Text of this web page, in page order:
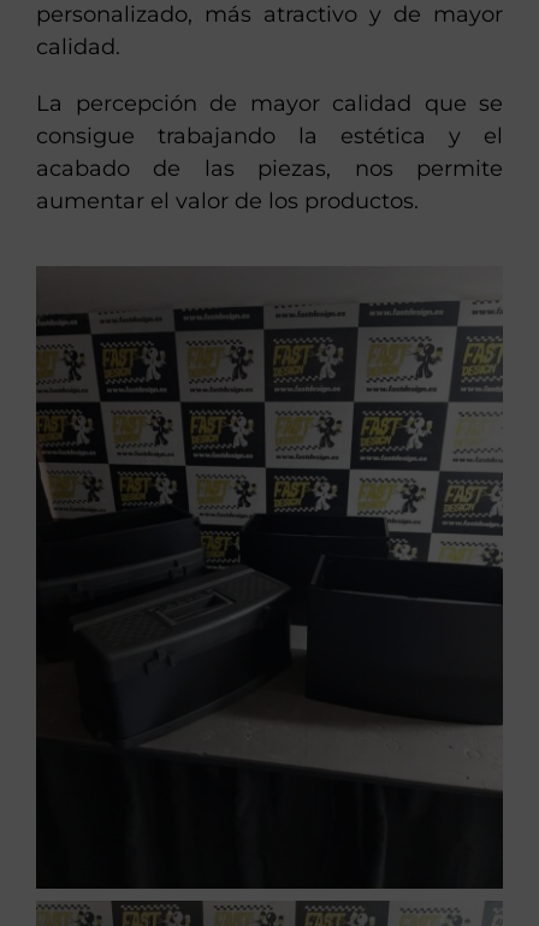
personalizado, más atractivo y de mayor
calidad.
La percepción de mayor calidad que se
consigue trabajando la estética y el
acabado de las piezas, nos permite
aumentar el valor de los productos.